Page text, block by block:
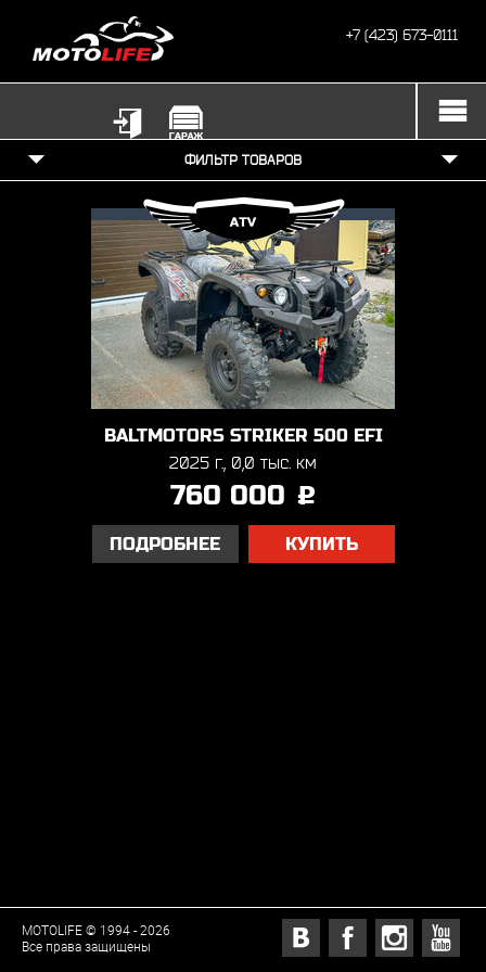
+7 (423) 673-0111
ФИЛЬТР ТОВАРОВ
BALTMOTORS STRIKER 500 EFI
2025 г., 0,0 тыс. км
760 000 j
ПОДРОБНЕЕ КУПИТЬ
MOTOLIFE © 1994 - 2026
Все права защищены